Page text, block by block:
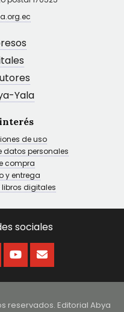
Yala
de uso
datos personales
compra
y entrega
digitales
sociales
reservados. Editorial Abya